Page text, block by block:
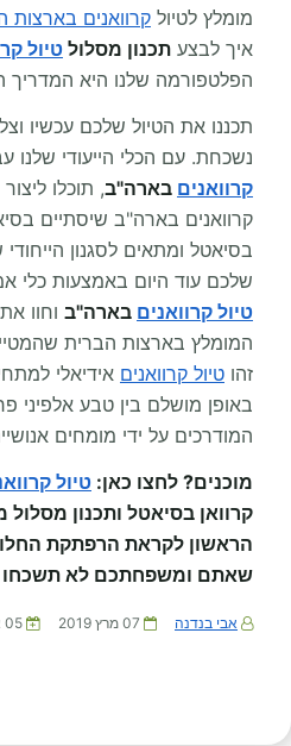
מומלץ לטיול קרוואנים בארצות
איך לבצע תכנון מסלול טיול
הפלטפורמה שלנו היא המדריך
תכננו את הטיול שלכם עכשיו
נשכחת. עם הכלי הייעודי שלנו
קרוואנים בארה"ב, תוכלו
קרוואנים בארה"ב שיסתיים
בסיאטל ומתאים לסגנון
שלכם עוד היום באמצעות כלי
טיול קרוואנים בארה"ב וחוו
המומלץ בארצות הברית
זהו טיול קרוואנים אידיאלי
באופן מושלם בין טבע אלפיני
המודרכים על ידי מומחים
מוכנים? לחצו כאן: טיול
קרוואן בסיאטל ותכנון
הראשון לקראת הרפתקת
שאתם ומשפחתכם לא תשכחו
אבי בנדנה 07 מרץ 2019 05 אוג 2026